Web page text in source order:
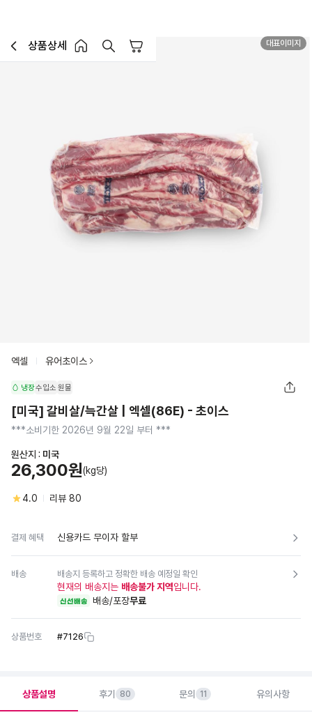
이전페이지로 이동
상품상세
홈 버튼홈 장바구니
MD추천 대표이미지
엑셀 유어초이스
냉장수입소 원물
[미국] 갈비살/늑간살 | 엑셀(86E) - 초이스
***소비기한 2026년 9월 22일 부터 ***
원산지 : 미국
26,300원(kg당)
4.0 리뷰 80
결제 혜택 신용카드 무이자 할부
배송 배송지 등록하고 정확한 배송 예정일 확인
현재의 배송지는 배송불가 지역입니다.
신선배송 배송/포장무료
상품번호 #7126
상품설명 후기 80 문의 11 유의사항